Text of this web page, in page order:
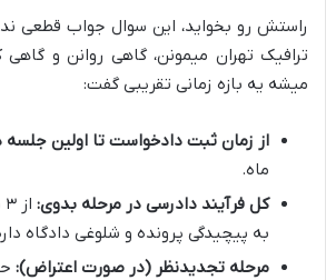
راستش رو بخواید، این سوال جواب قطعی
ترافیک تهران میمونن، گاهی روانن و
میشه یه بازه زمانی تقریبی گفت:
از زمان ثبت دادخواست تا اولین جلسه
ماه.
کل فرآیند دادرسی در مرحله بدوی:
به پیچیدگی پرونده و شلوغی دادگاه
مرحله تجدیدنظر (در صورت اعتراض):